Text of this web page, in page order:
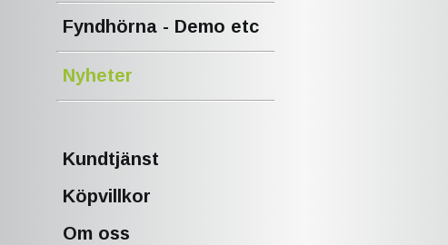
Fyndhörna - Demo etc
Nyheter
Kundtjänst
Köpvillkor
Om oss